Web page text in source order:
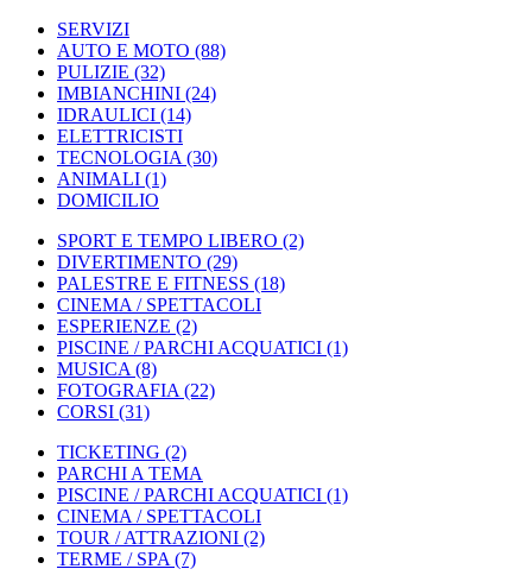
SERVIZI
AUTO E MOTO (88)
PULIZIE (32)
IMBIANCHINI (24)
IDRAULICI (14)
ELETTRICISTI
TECNOLOGIA (30)
ANIMALI (1)
DOMICILIO
SPORT E TEMPO LIBERO (2)
DIVERTIMENTO (29)
PALESTRE E FITNESS (18)
CINEMA / SPETTACOLI
ESPERIENZE (2)
PISCINE / PARCHI ACQUATICI (1)
MUSICA (8)
FOTOGRAFIA (22)
CORSI (31)
TICKETING (2)
PARCHI A TEMA
PISCINE / PARCHI ACQUATICI (1)
CINEMA / SPETTACOLI
TOUR / ATTRAZIONI (2)
TERME / SPA (7)